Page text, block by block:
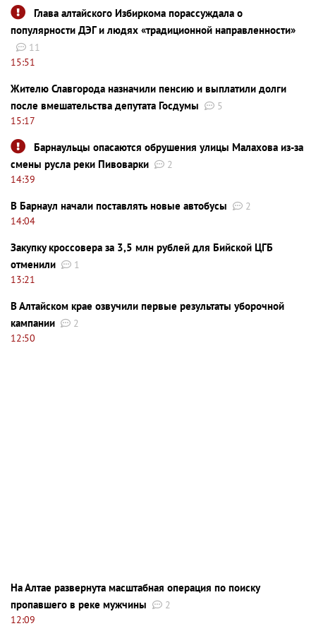
Глава алтайского Избиркома порассуждала о
популярности ДЭГ и людях «традиционной направленности»
11
15:51
Жителю Славгорода назначили пенсию и выплатили долги
после вмешательства депутата Госдумы
5
15:17
Барнаульцы опасаются обрушения улицы Малахова из-за
смены русла реки Пивоварки
2
14:39
В Барнаул начали поставлять новые автобусы
2
14:04
Закупку кроссовера за 3,5 млн рублей для Бийской ЦГБ
отменили
1
13:21
В Алтайском крае озвучили первые результаты уборочной
кампании
2
12:50
На Алтае развернута масштабная операция по поиску
пропавшего в реке мужчины
2
12:09